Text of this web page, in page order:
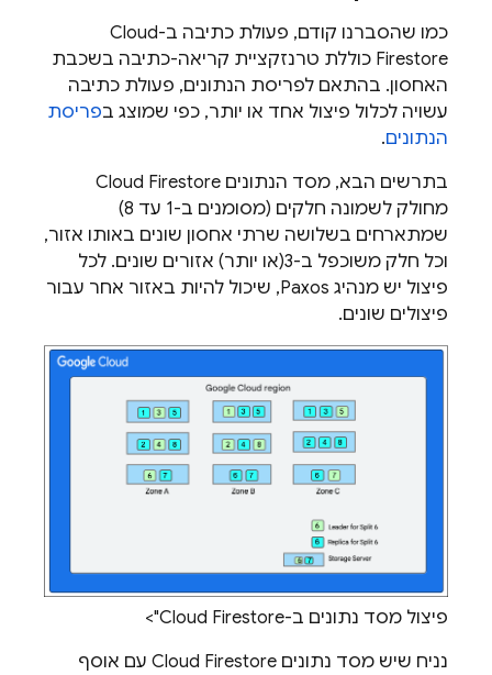
כמו שהסברנו קודם, פעולת כתיבה ב-Cloud
Firestore כוללת טרנזקציית קריאה-כתיבה בשכבת
האחסון. בהתאם לפריסת הנתונים, פעולת כתיבה
עשויה לכלול פיצול אחד או יותר, כפי שמוצג בפריסת
הנתונים.
בתרשים הבא, מסד הנתונים Cloud Firestore
מחולק לשמונה חלקים (מסומנים ב-1 עד 8)
שמתארחים בשלושה שרתי אחסון שונים באותו אזור,
וכל חלק משוכפל ב-3(או יותר) אזורים שונים. לכל
פיצול יש מנהיג Paxos, שיכול להיות באזור אחר עבור
פיצולים שונים.
פיצול מסד נתונים ב-Cloud Firestore">
נניח שיש מסד נתונים Cloud Firestore עם אוסף